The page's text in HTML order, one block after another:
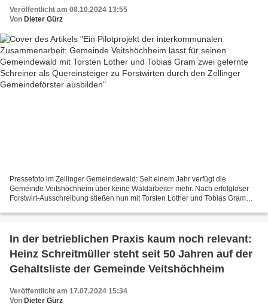
als Quereinsteiger zu Forstwirten durch den
Veröffentlicht am 08.10.2024 13:55
Von Dieter Gürz
Pressefoto im Zellinger Gemeindewald: Seit einem Jahr verfügt die
Gemeinde Veitshöchheim über keine Waldarbeiter mehr. Nach erfolgloser
Forstwirt-Ausschreibung stießen nun mit Torsten Lother und Tobias Gram
In der betrieblichen Praxis kaum noch relevant:
Heinz Schreitmüller steht seit 50 Jahren auf der
Gehaltsliste der Gemeinde Veitshöchheim
Veröffentlicht am 17.07.2024 15:34
Von Dieter Gürz